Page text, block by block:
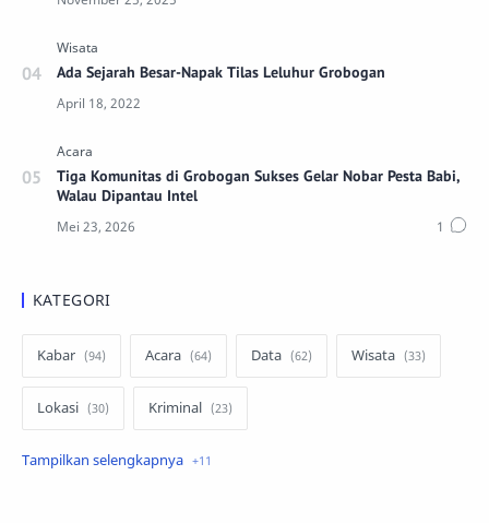
Ada Sejarah Besar-Napak Tilas Leluhur Grobogan
Tiga Komunitas di Grobogan Sukses Gelar Nobar Pesta Babi,
Walau Dipantau Intel
KATEGORI
Kabar Acara Data Wisata
Lokasi Kriminal
Peristiwa Kuliner